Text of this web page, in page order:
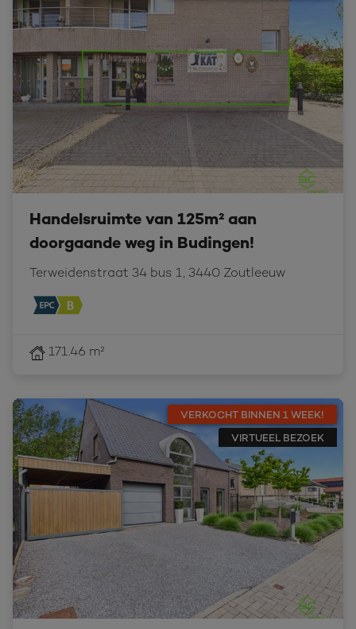
Handelsruimte van 125m² aan
doorgaande weg in Budingen!
Terweidenstraat 34 bus 1, 3440 Zoutleeuw
171.46 m²
VERKOCHT BINNEN 1 WEEK!
VIRTUEEL BEZOEK